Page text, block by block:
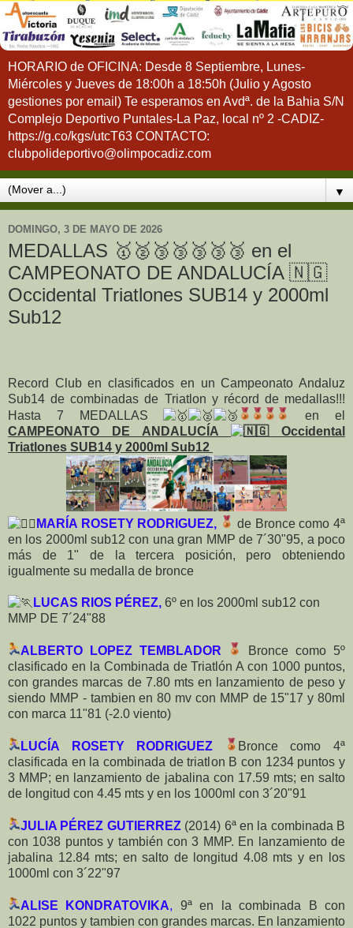
HORARIO de OFICINA: Desde 8 Septiembre, Lunes-
Miércoles y Jueves de 18:00h a 18:50h (Julio y Agosto
gestiones por email) Te esperamos en Avdª. de la Bahia S/N
Complejo Deportivo Puntales-La Paz, local nº 2 -CADIZ-
https://g.co/kgs/utcT63 CONTACTO:
clubpolideportivo@olimpocadiz.com
▼
DOMINGO, 3 DE MAYO DE 2026
MEDALLAS 🥇🥈🥉🥉🥉🥉🥉 en el
CAMPEONATO DE ANDALUCÍA 🇳🇬
Occidental Triatlones SUB14 y 2000ml
Sub12
Record Club en clasificados en un Campeonato Andaluz
Sub14 de combinadas de Triatlon y récord de medallas!!!
Hasta 7 MEDALLAS
en el
CAMPEONATO DE ANDALUCÍA
Occidental
Triatlones SUB14 y 2000ml Sub12
MARÍA ROSETY RODRIGUEZ,
de Bronce como 4ª
en los 2000ml sub12 con una gran MMP de 7´30"95, a poco
más de 1" de la tercera posición, pero obteniendo
igualmente su medalla de bronce
LUCAS RIOS PÉREZ, 6º en los 2000ml sub12 con
MMP DE 7´24"88
ALBERTO LOPEZ TEMBLADOR
Bronce como 5º
clasificado en la Combinada de Triatlón A con 1000 puntos,
con grandes marcas de 7.80 mts en lanzamiento de peso y
siendo MMP - tambien en 80 mv con MMP de 15"17 y 80ml
con marca 11"81 (-2.0 viento)
LUCÍA ROSETY RODRIGUEZ
Bronce como 4ª
clasificada en la combinada de triatlon B con 1234 puntos y
3 MMP; en lanzamiento de jabalina con 17.59 mts; en salto
de longitud con 4.45 mts y en los 1000ml con 3´20"91
JULIA PÉREZ GUTIERREZ(2014) 6ª en la combinada B
con 1038 puntos y también con 3 MMP. En lanzamiento de
jabalina 12.84 mts; en salto de longitud 4.08 mts y en los
1000ml con 3´22"97
ALISE KONDRATOVIKA, 9ª en la combinada B con
1022 puntos y tambien con grandes marcas. En lanzamiento